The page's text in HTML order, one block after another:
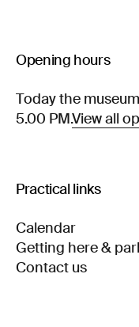
Opening hours
Today the
5.00 PM.View all
Practical links
Calendar
Getting here &
Contact us